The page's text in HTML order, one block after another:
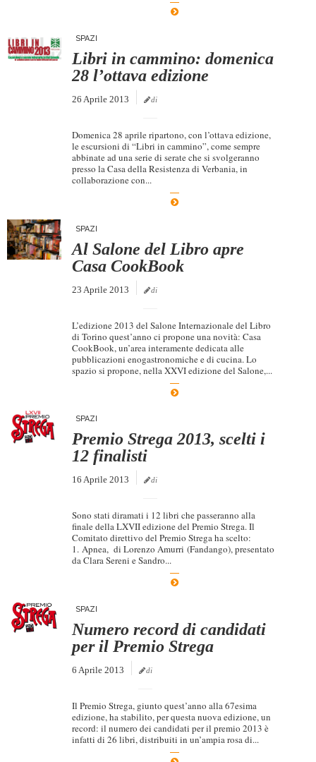
SPAZI
Libri in cammino: domenica
28 l’ottava edizione
26 Aprile 2013 di
Domenica 28 aprile ripartono, con l’ottava edizione,
le escursioni di “Libri in cammino”, come sempre
abbinate ad una serie di serate che si svolgeranno
presso la Casa della Resistenza di Verbania, in
collaborazione con...
SPAZI
Al Salone del Libro apre
Casa CookBook
23 Aprile 2013 di
L’edizione 2013 del Salone Internazionale del Libro
di Torino quest’anno ci propone una novità: Casa
CookBook, un’area interamente dedicata alle
pubblicazioni enogastronomiche e di cucina. Lo
spazio si propone, nella XXVI edizione del Salone,...
SPAZI
Premio Strega 2013, scelti i
12 finalisti
16 Aprile 2013 di
Sono stati diramati i 12 libri che passeranno alla
finale della LXVII edizione del Premio Strega. Il
Comitato direttivo del Premio Strega ha scelto:
1. Apnea, di Lorenzo Amurri (Fandango), presentato
da Clara Sereni e Sandro...
SPAZI
Numero record di candidati
per il Premio Strega
6 Aprile 2013 di
Il Premio Strega, giunto quest’anno alla 67esima
edizione, ha stabilito, per questa nuova edizione, un
record: il numero dei candidati per il premio 2013 è
infatti di 26 libri, distribuiti in un’ampia rosa di...